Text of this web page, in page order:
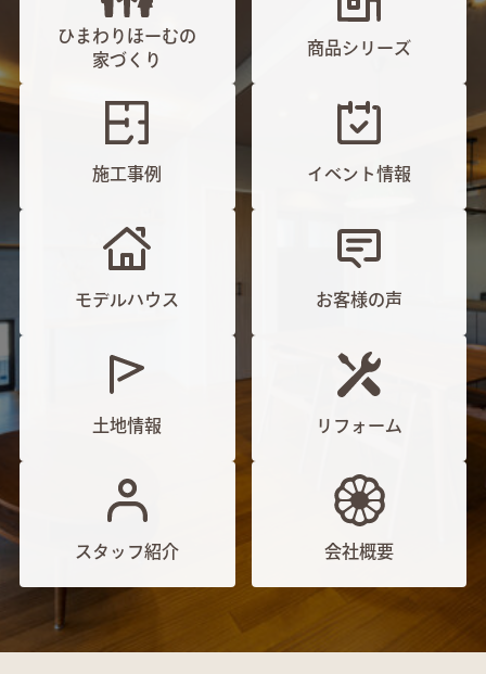
ひまわりほーむの
家づくり
商品シリーズ
施工事例 イベント情報
モデルハウス お客様の声
土地情報 リフォーム
スタッフ紹介 会社概要